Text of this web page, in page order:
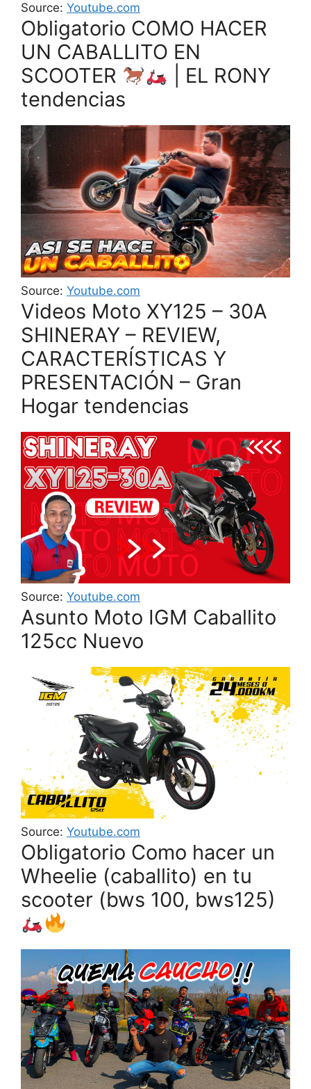
Source: Youtube.com
Obligatorio COMO HACER
UN CABALLITO EN
SCOOTER
| EL RONY
tendencias
Source: Youtube.com
Videos Moto XY125 – 30A
SHINERAY – REVIEW,
CARACTERÍSTICAS Y
PRESENTACIÓN – Gran
Hogar tendencias
Source: Youtube.com
Asunto Moto IGM Caballito
125cc Nuevo
Source: Youtube.com
Obligatorio Como hacer un
Wheelie (caballito) en tu
scooter (bws 100, bws125)